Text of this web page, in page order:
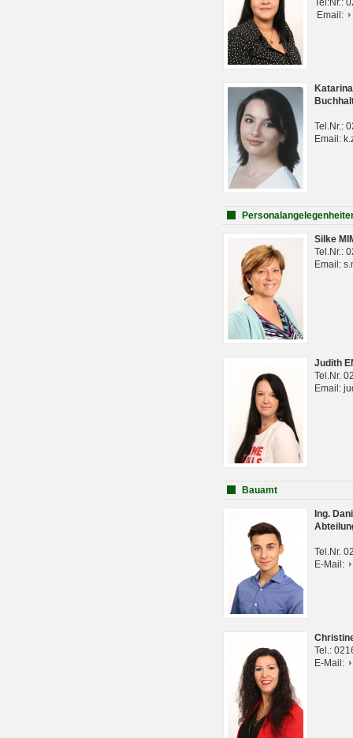
Tel:Nr.:
Email:
Tel.Nr.:
Email:
Silke
Tel.Nr.:
Email:
Judith
Tel.Nr.
Email:
Bauamt
Ing.
Tel.Nr.
E-Mail:
Tel.:
E-Mail: